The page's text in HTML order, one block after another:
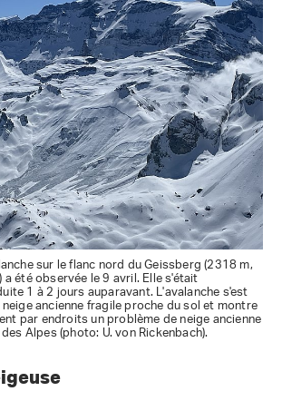
sur le flanc nord du Geissberg (2318 m,
a été observée le 9 avril. Elle s'était
1 à 2 jours auparavant. L'avalanche s'est
ancienne fragile proche du sol et montre
par endroits un problème de neige ancienne
Alpes (photo: U. von Rickenbach).